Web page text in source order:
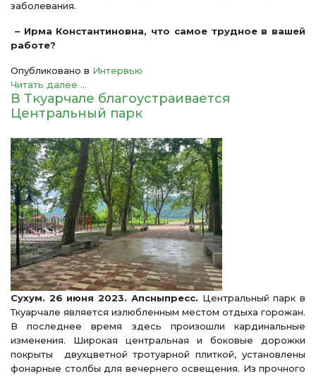
заболевания.
– Ирма Константиновна, что самое трудное в вашей
работе?
Опубликовано в Интервью
Читать далее ...
В Ткуарчале благоустраивается
Центральный парк
Сухум. 26 июня 2023. Апсныпресс. Центральный парк в
Ткуарчале является излюбленным местом отдыха горожан.
В последнее время здесь произошли кардинальные
изменения. Широкая центральная и боковые дорожки
покрыты двухцветной тротуарной плиткой, установлены
фонарные столбы для вечернего освещения. Из прочного